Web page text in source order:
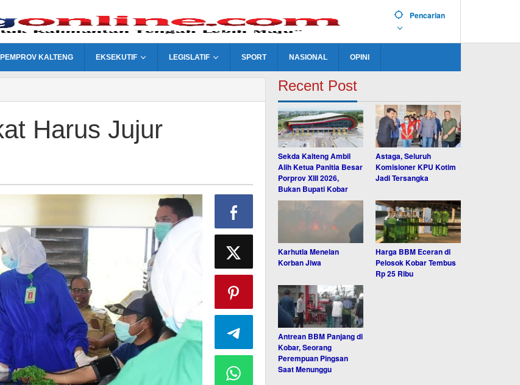
Pencarian
PEMPROV KALTENG EKSEKUTIF LEGISLATIF SPORT NASIONAL OPINI
Harus Jujur
Recent Post
Sekda Kalteng Ambil
Alih Ketua Panitia Besar
Porprov XIII 2026,
Bukan Bupati Kobar
Astaga, Seluruh
Komisioner KPU Kotim
Jadi Tersangka
Karhutla Menelan
Korban Jiwa
Harga BBM Eceran di
Pelosok Kobar Tembus
Rp 25 Ribu
Antrean BBM Panjang di
Kobar, Seorang
Perempuan Pingsan
Saat Menunggu